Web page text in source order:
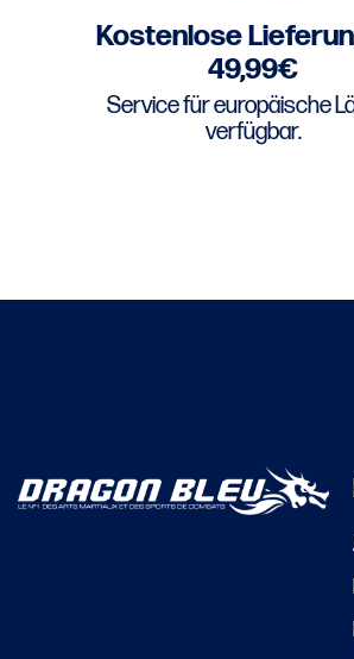
Kostenlose
49,99€
Service für europäische
verfügbar.